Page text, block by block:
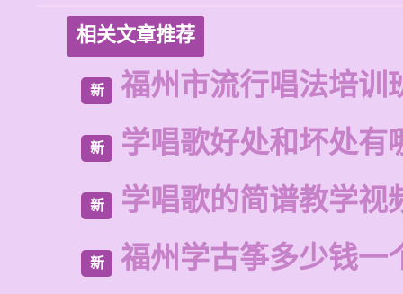
相关文章推荐
新 福州市流行唱法培训
新 学唱歌好处和坏处有
新 学唱歌的简谱教学视
新 福州学古筝多少钱一